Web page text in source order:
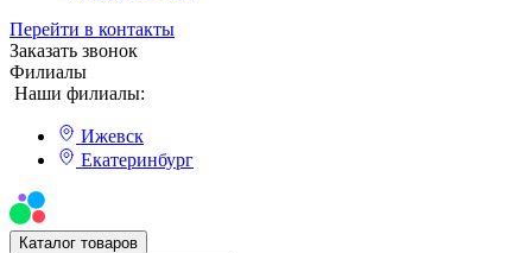
Перейти в контакты
Заказать звонок
Филиалы
Наши филиалы:
Ижевск
Екатеринбург
Каталог товаров